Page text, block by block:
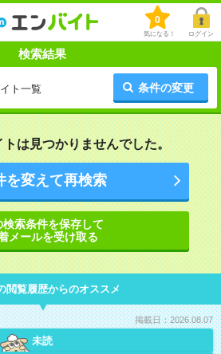
0
気になる！ ログイン
検索結果
ト一覧 条件の変更
は見つかりませんでした。
を変えて再検索
検索条件を保存して
メールを受け取る
閲覧履歴からのオススメ
掲載日：2026.08.07
未読